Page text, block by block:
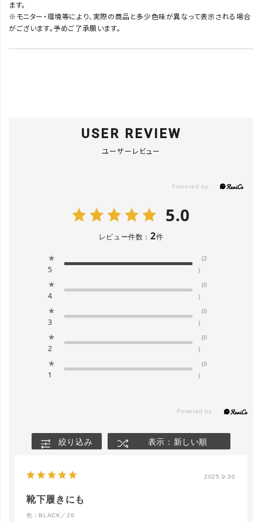
カラー／サイズ
ます。
※モニター・環境等により、実際の商品と多少色味が異なって表示される場合
がございます。予めご了承願います。
USER REVIEW
ユーザーレビュー
5.0
レビュー件数： 2件
★
5
(2
)
★
4
(0
)
★
3
(0
)
★
2
(0
)
★
1
(0
)
絞り込み 表示：新しい順
2025.9.30
靴下履きにも
色：BLACK／26